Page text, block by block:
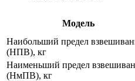
Модель
Наибольший предел
(НПВ), кг
Наименьший предел
(НмПВ), кг